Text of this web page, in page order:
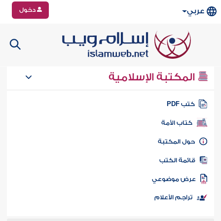
عربي دخول
المكتبة الإسلامية
كتب PDF
كتاب الأمة
المكتبة
الكتب
موضوعي